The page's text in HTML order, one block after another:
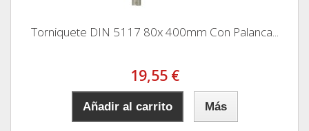
Torniquete DIN 5117 80x 400mm Con Palanca...
19,55 €
Añadir al carrito Más